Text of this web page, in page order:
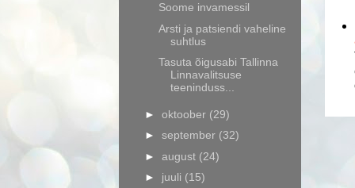
Soome invamessil
Arsti ja patsiendi vaheline
suhtlus
Tasuta õigusabi Tallinna
Linnavalitsuse
teeninduss...
► oktoober (29)
► september (32)
► august (24)
► juuli (15)